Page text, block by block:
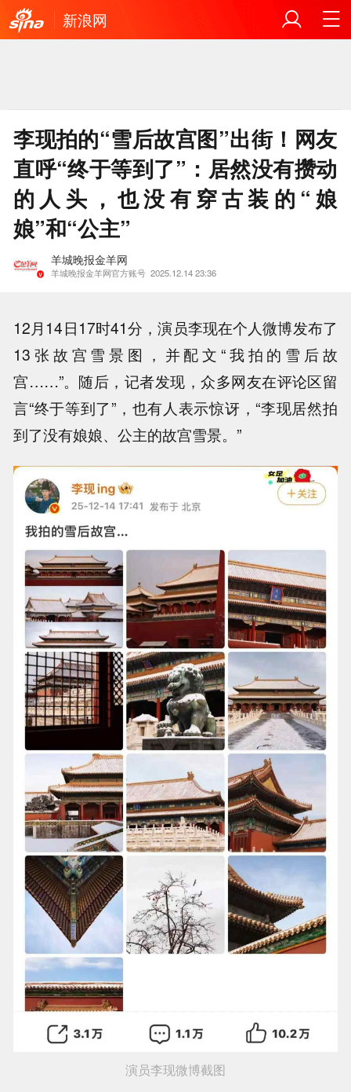
新浪网
李现拍的“雪后故宫图”出街！网友
直呼“终于等到了”：居然没有攒动
的人头，也没有穿古装的“娘
娘”和“公主”
羊城晚报金羊网
羊城晚报金羊网官方账号 2025.12.14 23:36
12月14日17时41分，演员李现在个人微博发布了
13张故宫雪景图，并配文“我拍的雪后故
宫……”。随后，记者发现，众多网友在评论区留
言“终于等到了”，也有人表示惊讶，“李现居然拍
到了没有娘娘、公主的故宫雪景。”
演员李现微博截图